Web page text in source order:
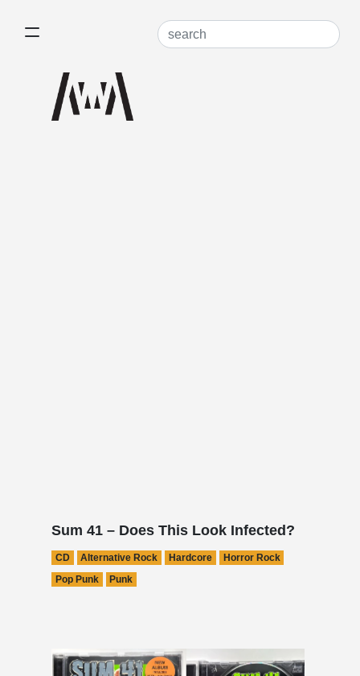
Sum 41 – Does This Look Infected?
CD Alternative Rock Hardcore
Horror Rock
Pop Punk
Punk